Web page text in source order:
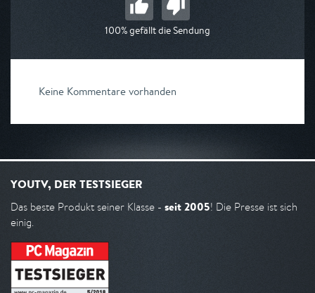
100% gefällt die Sendung
Keine Kommentare vorhanden
YOUTV, DER TESTSIEGER
Das beste Produkt seiner Klasse - seit 2005! Die Presse ist sich
einig.